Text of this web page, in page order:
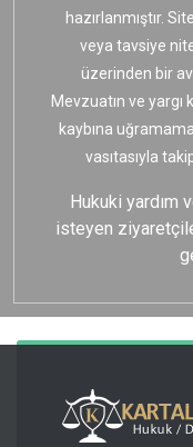
hazırlanmıştır.
veya tavsiye
üzerinden bir
Mevzuatın ve yargı
kaybına
vasıtasıyla
Hukuki yardım
isteyen